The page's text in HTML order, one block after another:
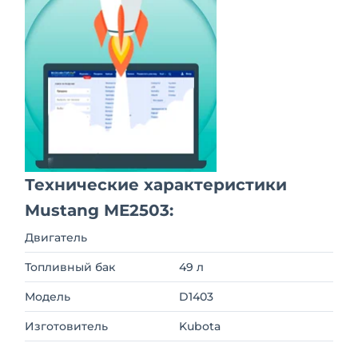
Технические характеристики
Mustang ME2503:
Двигатель
Топливный бак 49 л
Модель D1403
Изготовитель Kubota